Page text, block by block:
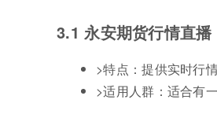
3.1 永安期货行情直播
>特点：提供实时行
>适用人群：适合有